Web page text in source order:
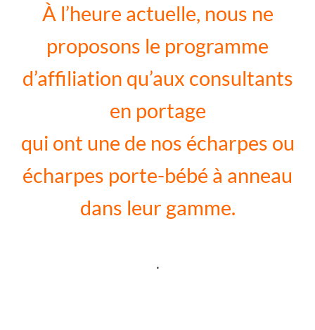
À l’heure actuelle, nous ne
proposons le programme
d’affiliation qu’aux consultants
en portage
qui ont une de nos écharpes ou
écharpes porte-bébé à anneau
dans leur gamme.
.